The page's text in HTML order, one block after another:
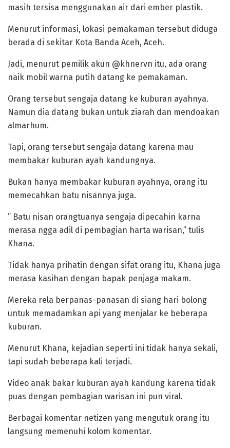
masih tersisa menggunakan air dari ember plastik.
Menurut informasi, lokasi pemakaman tersebut diduga
berada di sekitar Kota Banda Aceh, Aceh.
Jadi, menurut pemilik akun @khnervn itu, ada orang
naik mobil warna putih datang ke pemakaman.
Orang tersebut sengaja datang ke kuburan ayahnya.
Namun dia datang bukan untuk ziarah dan mendoakan
almarhum.
Tapi, orang tersebut sengaja datang karena mau
membakar kuburan ayah kandungnya.
Bukan hanya membakar kuburan ayahnya, orang itu
memecahkan batu nisannya juga.
” Batu nisan orangtuanya sengaja dipecahin karna
merasa ngga adil di pembagian harta warisan,” tulis
Khana.
Tidak hanya prihatin dengan sifat orang itu, Khana juga
merasa kasihan dengan bapak penjaga makam.
Mereka rela berpanas-panasan di siang hari bolong
untuk memadamkan api yang menjalar ke beberapa
kuburan.
Menurut Khana, kejadian seperti ini tidak hanya sekali,
tapi sudah beberapa kali terjadi.
Video anak bakar kuburan ayah kandung karena tidak
puas dengan pembagian warisan ini pun viral.
Berbagai komentar netizen yang mengutuk orang itu
langsung memenuhi kolom komentar.